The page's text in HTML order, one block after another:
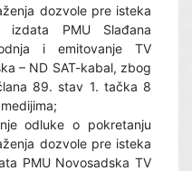
dozvole pre isteka
PMU Slađana
i emitovanje TV
– ND SAT-kabal, zbog
89. stav 1. tačka 8
odluke o pokretanju
dozvole pre isteka
PMU Novosadska TV